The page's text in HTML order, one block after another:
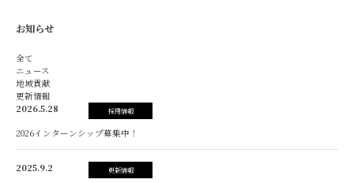
お知らせ
全て
ニュース
地域貢献
更新情報
2026.5.28
採用情報
2026インターンシップ募集中！
2025.9.2 更新情報